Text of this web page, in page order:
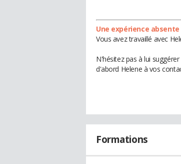
Une expérience absente
Vous avez travaillé avec
N'hésitez pas à lui
d'abord Helene à vos
Formations